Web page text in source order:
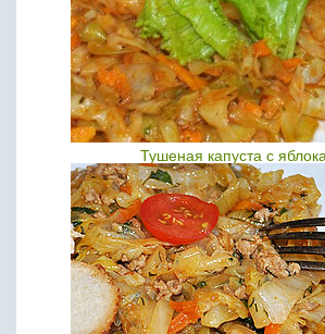
Тушеная капуста с